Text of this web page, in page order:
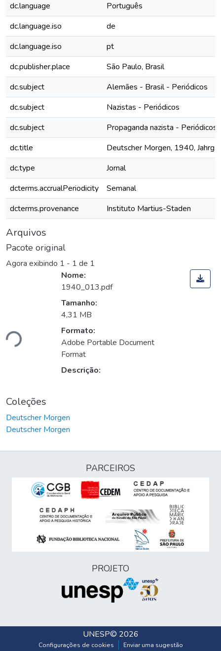
dc.language
Português
dc.language.iso
de
dc.language.iso
pt
dc.publisher.place
São Paulo, Brasil
dc.subject
Alemães - Brasil - Periódicos
dc.subject
Nazistas - Periódicos
dc.subject
Propaganda nazista - Periódicos
dc.title
Deutscher Morgen, 1940, Jahrg.
dc.type
Jornal
dcterms.accrualPeriodicity
Semanal
dcterms.provenance
Instituto Martius-Staden
Arquivos
Pacote original
Agora exibindo 1 - 1 de 1
Nome:
1940_013.pdf
Tamanho:
4,31 MB
Formato:
Adobe Portable Document
Format
Descrição:
Coleções
Deutscher Morgen
Deutscher Morgen
PARCEIROS
PROJETO
UNESP© 2026
Configurações de cookies Enviar uma sugestão